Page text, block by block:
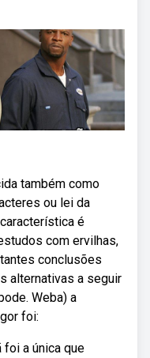
também como
ou lei da
é
com ervilhas,
conclusões
alternativas a seguir
Weba) a
foi:
foi a única que